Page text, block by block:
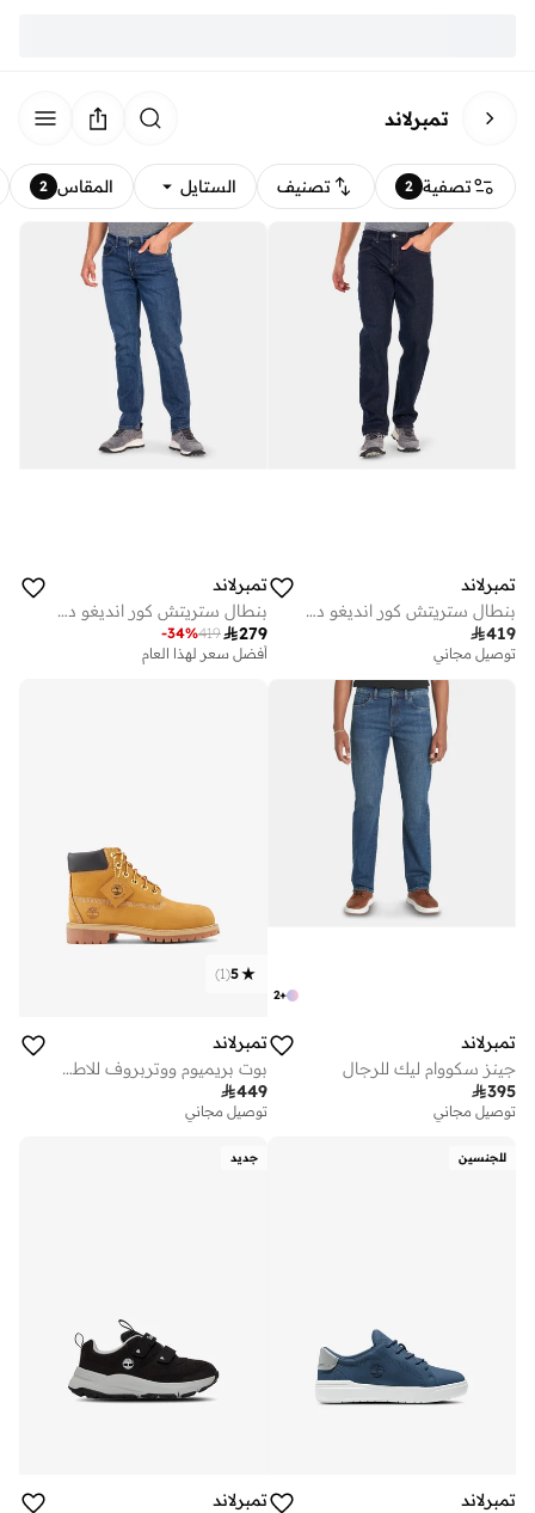
تمبرلاند
تصفية 2 تصنيف الستايل المقاس 2
تمبرلاند
بنطال ستريتش كور انديغو دينيم للرجال
419
توصيل مجاني
تمبرلاند
بنطال ستريتش كور انديغو دينيم للرجال
279
419
-34%
أفضل سعر لهذا العام
+
2
تمبرلاند
جينز سكووام ليك للرجال
395
توصيل مجاني
5
(
1
)
تمبرلاند
بوت بريميوم ووتربروف للاطفال الرضع
449
توصيل مجاني
للجنسين
تمبرلاند
جديد
تمبرلاند